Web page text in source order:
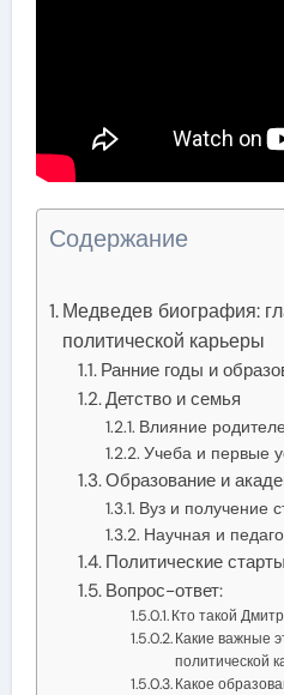
Содержание
Медведев биография:
политической карьеры
Ранние годы и
Детство и семья
Влияние
Учеба и первые
Образование и
Вуз и получение
Научная и
Политические
Вопрос-ответ:
Кто такой
Какие важные
политической
Какое